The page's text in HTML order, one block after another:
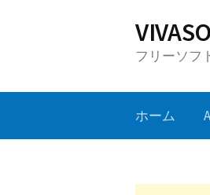
フリーソフ
ホーム